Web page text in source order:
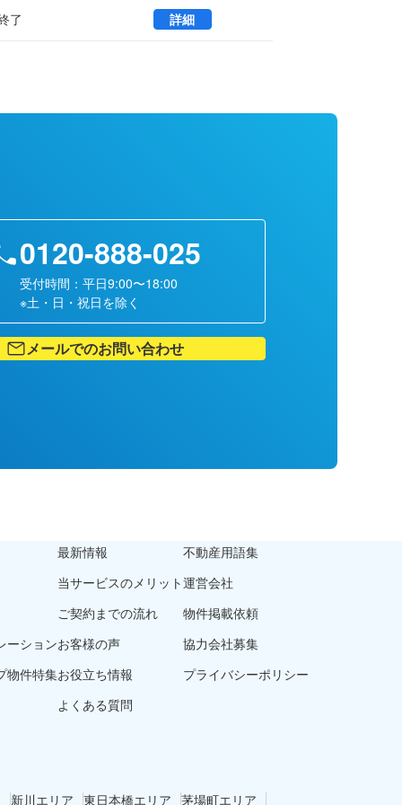
了 詳細板橋新生ビル 2 (50.25㎡) ｜板橋区
0120-888-025
受付時間：平日9:00〜18:00
※土・日・祝日を除く
メールでのお問い合わせ
ーション
物件特集
最新情報
当サービスのメリット
ご契約までの流れ
お客様の声
お役立ち情報
よくある質問
不動産用語集
運営会社
物件掲載依頼
協力会社募集
プライバシーポリシー
新川エリア 東日本橋エリア 茅場町エリア